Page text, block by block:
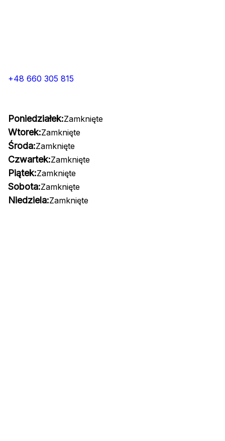
+48 660 305 815
Poniedziałek:Zamknięte
Wtorek:Zamknięte
Środa:Zamknięte
Czwartek:Zamknięte
Piątek:Zamknięte
Sobota:Zamknięte
Niedziela:Zamknięte